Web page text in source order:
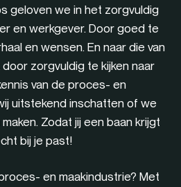
geloven we in het zorgvuldig
en werkgever. Door goed te
en wensen. En naar die van
zorgvuldig te kijken naar
van de proces- en
uitstekend inschatten of we
Zodat jij een baan krijgt
bij je past!
en maakindustrie? Met